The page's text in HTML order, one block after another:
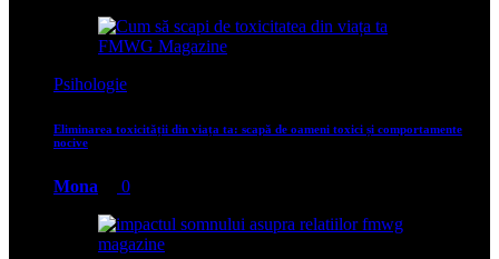
Psihologie
Eliminarea toxicității din viața ta: scapă de oameni toxici și comportamente
nocive
Mona 0